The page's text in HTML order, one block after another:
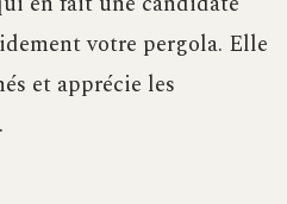
votre pergola. Elle
et apprécie les